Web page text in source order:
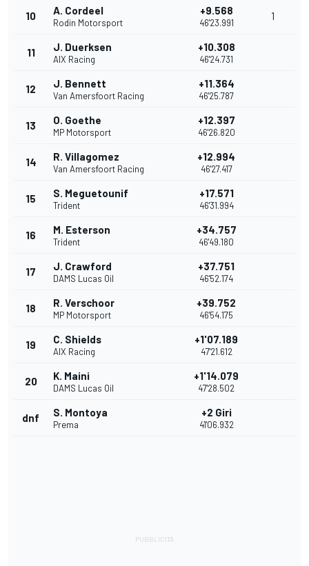
10 A. Cordeel
Rodin Motorsport
+9.568
46'23.991
1
11 J. Duerksen
AIX Racing
+10.308
46'24.731
12 J. Bennett
Van Amersfoort Racing
+11.364
46'25.787
13 O. Goethe
MP Motorsport
+12.397
46'26.820
14 R. Villagomez
Van Amersfoort Racing
+12.994
46'27.417
15 S. Meguetounif
Trident
+17.571
46'31.994
16 M. Esterson
Trident
+34.757
46'49.180
17 J. Crawford
DAMS Lucas Oil
+37.751
46'52.174
18 R. Verschoor
MP Motorsport
+39.752
46'54.175
19 C. Shields
AIX Racing
+1'07.189
47'21.612
20 K. Maini
DAMS Lucas Oil
+1'14.079
47'28.502
dnf S. Montoya
Prema
+2 Giri
41'06.932